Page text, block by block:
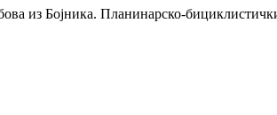
из Бојника. Планинарско-